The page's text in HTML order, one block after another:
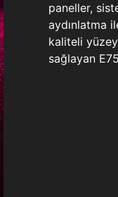
paneller,
aydınlatma
kaliteli
sağlayan